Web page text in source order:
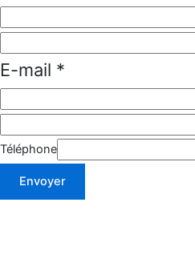
E-mail *
Téléphone
Envoyer